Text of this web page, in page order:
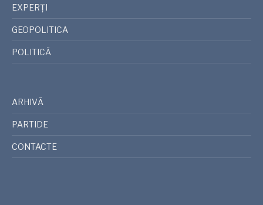
EXPERȚI
GEOPOLITICA
POLITICĂ
ARHIVĂ
PARTIDE
CONTACTE